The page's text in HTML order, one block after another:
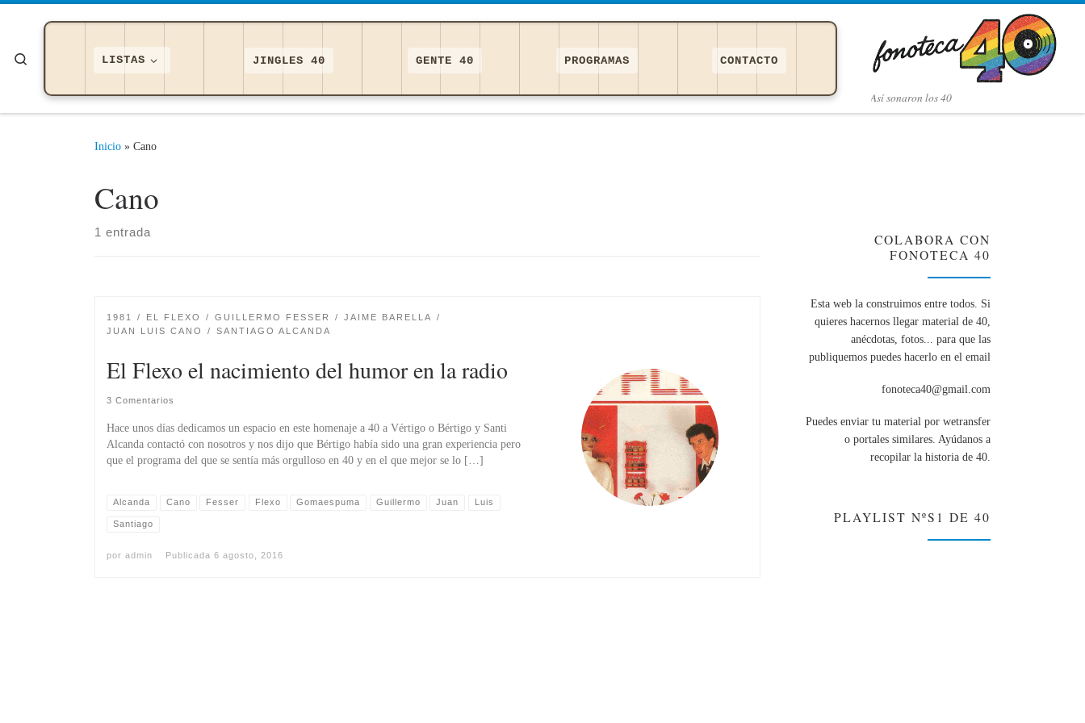
Saltar al contenido
Así­ sonaron los 40
LISTAS JINGLES 40 GENTE 40 PROGRAMAS CONTACTO
Inicio » Cano
Cano
1 entrada
1981 EL FLEXO GUILLERMO FESSER
JAIME BARELLA
JUAN LUIS CANO
SANTIAGO ALCANDA
El Flexo el nacimiento del humor en la radio
3 Comentarios
Hace unos días dedicamos un espacio en este homenaje a 40 a Vértigo o Bértigo y Santi
Alcanda contactó con nosotros y nos dijo que Bértigo había sido una gran experiencia pero
que el programa del que se sentí­a más orgulloso en 40 y en el que mejor se lo […]
Alcanda Cano Fesser Flexo Gomaespuma Guillermo Juan Luis
Santiago
por admin Publicada 6 agosto, 2016
COLABORA CON
FONOTECA 40
Esta web la construimos entre todos. Si
quieres hacernos llegar material de 40,
anécdotas, fotos... para que las
publiquemos puedes hacerlo en el email
fonoteca40@gmail.com
Puedes enviar tu material por wetransfer
o portales similares. Ayúdanos a
recopilar la historia de 40.
PLAYLIST NºS1 DE 40